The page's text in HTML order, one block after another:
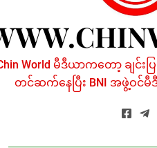
World မီဒီယာကတော့ ချင်
တင်ဆက်နေပြီး BNI အဖွဲ့ဝင်